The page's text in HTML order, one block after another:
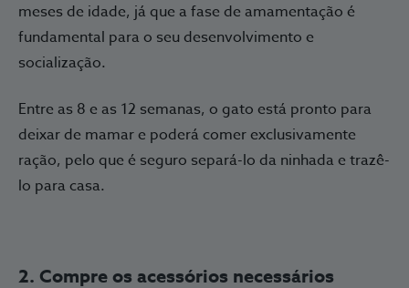
meses de idade, já que a fase de amamentação é
fundamental para o seu desenvolvimento e
socialização.
Entre as 8 e as 12 semanas, o gato está pronto para
deixar de mamar e poderá comer exclusivamente
ração, pelo que é seguro separá-lo da ninhada e trazê-
lo para casa.
2. Compre os acessórios necessários